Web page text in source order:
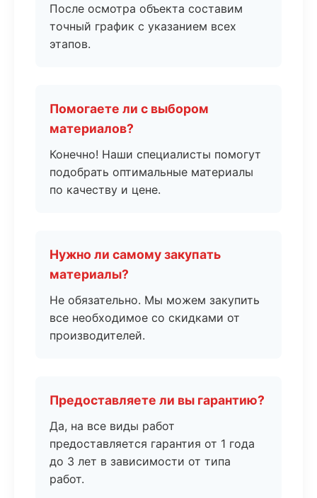
После осмотра объекта составим
точный график с указанием всех
этапов.
Помогаете ли с выбором
материалов?
Конечно! Наши специалисты помогут
подобрать оптимальные материалы
по качеству и цене.
Нужно ли самому закупать
материалы?
Не обязательно. Мы можем закупить
все необходимое со скидками от
производителей.
Предоставляете ли вы гарантию?
Да, на все виды работ
предоставляется гарантия от 1 года
до 3 лет в зависимости от типа
работ.